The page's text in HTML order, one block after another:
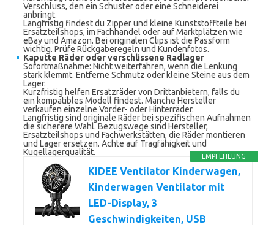
Verschluss, den ein Schuster oder eine Schneiderei
anbringt.
Langfristig findest du Zipper und kleine Kunststoffteile bei
Ersatzteilshops, im Fachhandel oder auf Marktplätzen wie
eBay und Amazon. Bei originalen Clips ist die Passform
wichtig. Prüfe Rückgaberegeln und Kundenfotos.
Kaputte Räder oder verschlissene Radlager
Sofortmaßnahme: Nicht weiterfahren, wenn die Lenkung
stark klemmt. Entferne Schmutz oder kleine Steine aus dem
Lager.
Kurzfristig helfen Ersatzräder von Drittanbietern, falls du
ein kompatibles Modell findest. Manche Hersteller
verkaufen einzelne Vorder- oder Hinterräder.
Langfristig sind originale Räder bei spezifischen Aufnahmen
die sicherere Wahl. Bezugswege sind Hersteller,
Ersatzteilshops und Fachwerkstätten, die Räder montieren
und Lager ersetzen. Achte auf Tragfähigkeit und
Kugellagerqualität.
EMPFEHLUNG
KIDEE Ventilator Kinderwagen,
Kinderwagen Ventilator mit
LED-Display, 3
Geschwindigkeiten, USB